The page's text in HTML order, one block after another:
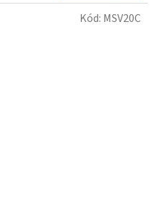
Kód: MSV20C